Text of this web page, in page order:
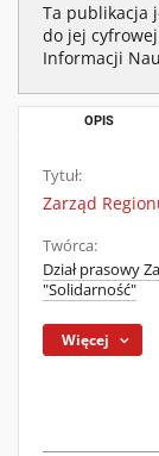
Ta publikacja
do jej
Informacji
OPIS
Tytuł:
Zarząd
Twórca:
Dział prasowy
"Solidarność"
Więcej